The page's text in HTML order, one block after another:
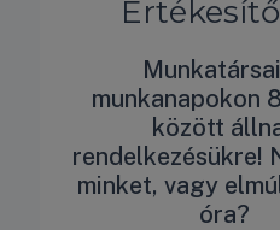
munkanapokon
között
rendelkezésükre!
minket, vagy
óra?